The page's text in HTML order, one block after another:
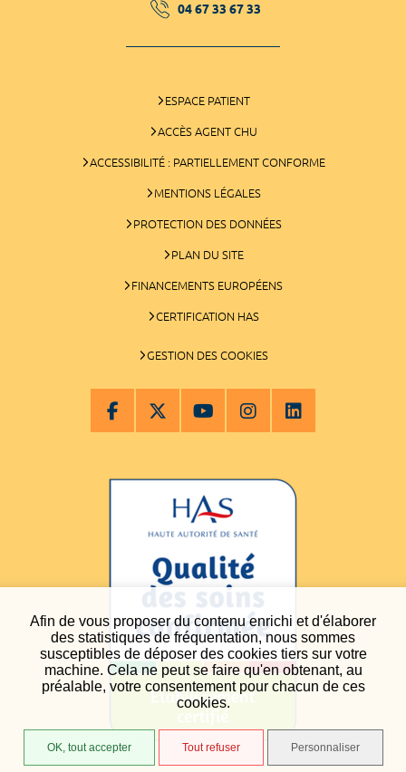
Afin de vous proposer du contenu enrichi et d'élaborer
des statistiques de fréquentation, nous sommes
susceptibles de déposer des cookies tiers sur votre
machine. Cela ne peut se faire qu'en obtenant, au
préalable, votre consentement pour chacun de ces
cookies.
OK, tout accepter Tout refuser Personnaliser
04 67 33 67 33
ESPACE PATIENT
ACCÈS AGENT CHU
ACCESSIBILITÉ : PARTIELLEMENT CONFORME
MENTIONS LÉGALES
PROTECTION DES DONNÉES
PLAN DU SITE
FINANCEMENTS EUROPÉENS
CERTIFICATION HAS
GESTION DES COOKIES